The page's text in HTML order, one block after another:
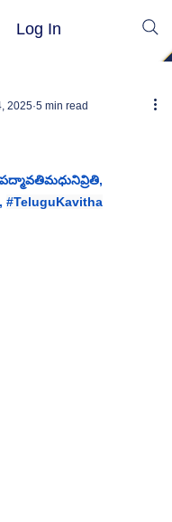
Log In
2025 5 min read
, #TeluguKavitha